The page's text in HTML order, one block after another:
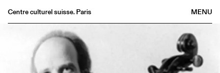
MENU
Centre culturel suisse. Paris